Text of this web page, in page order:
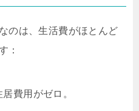
のは、生活費がほとんど
：
居費用がゼロ。